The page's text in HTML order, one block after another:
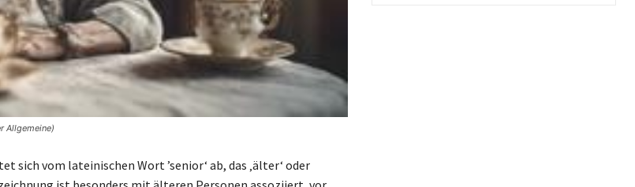
Allgemeine)
sich vom lateinischen Wort ’senior‘ ab, das ‚älter‘ oder